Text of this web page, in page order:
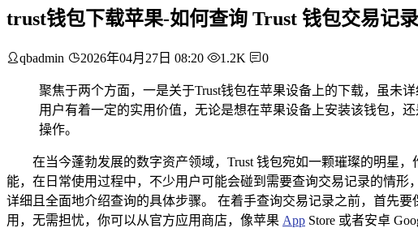
trust钱包下载苹果-如何查询 Trust 钱包交易记录
qbadmin 2026年04月27日 08:20 1.2K 0
聚焦于两个方面，一是关于Trust钱包在苹果设备上的下载，虽未
用户有着一定的实用价值，无论是想在苹果设备上安装该钱包，
操作。
在当今蓬勃发展的数字资产领域，Trust 钱包宛如一颗璀璨的明星
能，在日常使用过程中，不少用户可能会碰到需要查询交易记录的情
详细且全面地介绍查询的具体步骤。 在着手查询交易记录之前，首先
用，无需担忧，你可以从官方应用商店，像苹果 App Store 或者安卓